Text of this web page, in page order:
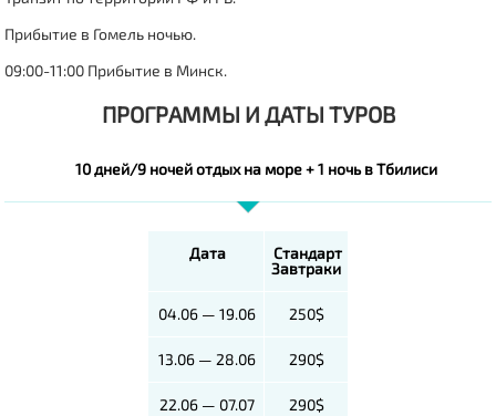
Прибытие в Гомель ночью.
09:00-11:00 Прибытие в Минск.
ПРОГРАММЫ И ДАТЫ ТУРОВ
10 дней/9 ночей отдых на море + 1 ночь в Тбилиси
Дата
Стандарт
Завтраки
04.06 — 19.06 250$
13.06 — 28.06 290$
22.06 — 07.07 290$